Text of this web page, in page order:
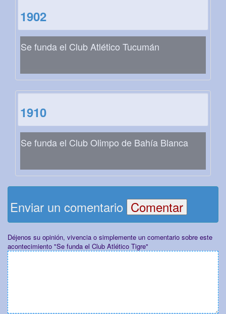
1902
Se funda el Club Atlético Tucumán
1910
Se funda el Club Olimpo de Bahía Blanca
Enviar un comentario
Déjenos su opinión, vivencia o simplemente un comentario sobre este
acontecimiento "Se funda el Club Atlético Tigre"